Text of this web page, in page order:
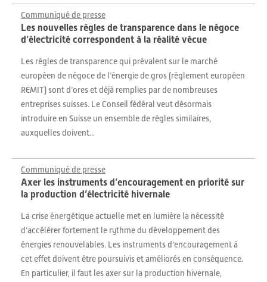
Communiqué de presse
Les nouvelles règles de transparence dans le négoce
d’électricité correspondent à la réalité vécue
Les règles de transparence qui prévalent sur le marché
européen de négoce de l’énergie de gros (règlement européen
REMIT) sont d’ores et déjà remplies par de nombreuses
entreprises suisses. Le Conseil fédéral veut désormais
introduire en Suisse un ensemble de règles similaires,
auxquelles doivent...
Communiqué de presse
Axer les instruments d’encouragement en priorité sur
la production d’électricité hivernale
La crise énergétique actuelle met en lumière la nécessité
d’accélérer fortement le rythme du développement des
énergies renouvelables. Les instruments d’encouragement à
cet effet doivent être poursuivis et améliorés en conséquence.
En particulier, il faut les axer sur la production hivernale,